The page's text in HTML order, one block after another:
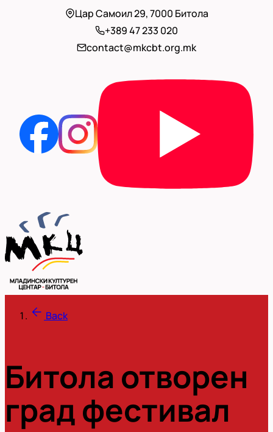
Цар Самоил 29, 7000 Битола
+389 47 233 020
contact@mkcbt.org.mk
Back
Битола отворен
град фестивал